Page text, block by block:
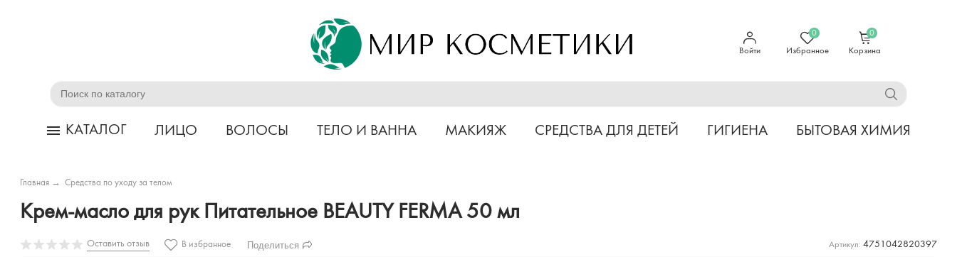
Войти
0
Избранное
0
Корзина
КАТАЛОГ ЛИЦО ВОЛОСЫ ТЕЛО И ВАННА МАКИЯЖ СРЕДСТВА ДЛЯ ДЕТЕЙ ГИГИЕНА БЫТОВАЯ ХИМИЯ
Главная → Средства по уходу за телом
Крем-масло для рук Питательное BEAUTY FERMA 50 мл
Оставить отзыв В избранное Поделиться Артикул: 4751042820397